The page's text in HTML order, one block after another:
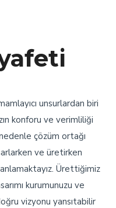
unsurlardan biri
konforu ve verimliliği
çözüm ortağı
ve üretirken
Ürettiğimiz
kurumunuzu ve
vizyonu yansıtabilir